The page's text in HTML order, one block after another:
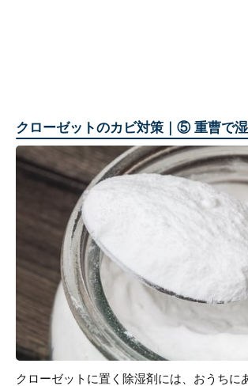
クローゼットのカビ対策｜⑤ 重曹で
クローゼットに置く除湿剤には、おうちに